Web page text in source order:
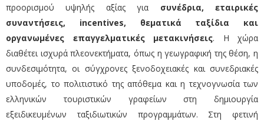
προορισμού υψηλής αξίας για συνέδρια, εταιρικές
συναντήσεις, incentives, θεματικά ταξίδια και
οργανωμένες επαγγελματικές μετακινήσεις. Η χώρα
διαθέτει ισχυρά πλεονεκτήματα, όπως η γεωγραφική της θέση, η
συνδεσιμότητα, οι σύγχρονες ξενοδοχειακές και συνεδριακές
υποδομές, το πολιτιστικό της απόθεμα και η τεχνογνωσία των
ελληνικών τουριστικών γραφείων στη δημιουργία
εξειδικευμένων ταξιδιωτικών προγραμμάτων. Στη φετινή